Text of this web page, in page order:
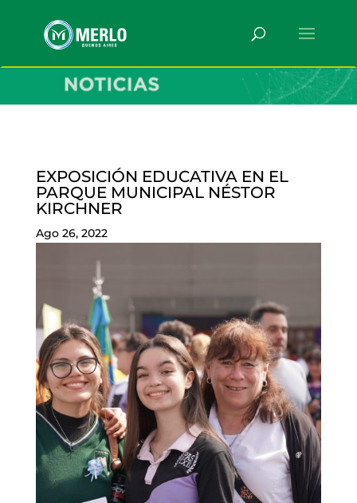
EXPOSICIÓN EDUCATIVA EN EL
PARQUE MUNICIPAL NÉSTOR
KIRCHNER
Ago 26, 2022